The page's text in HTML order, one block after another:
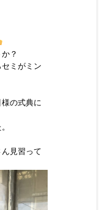
？
ミがミン
の式典に
見習って